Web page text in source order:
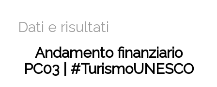
Dati e risultati
Andamento finanziario
PC03 | #TurismoUNESCO